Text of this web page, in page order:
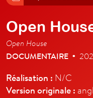
Open
Open House
DOCUMENTAIRE •
Réalisation : N/C
Version originale :